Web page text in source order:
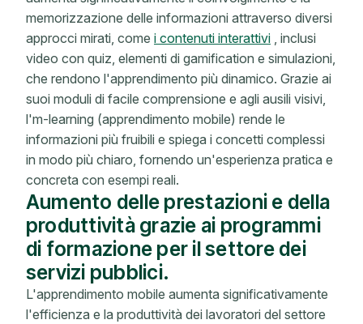
memorizzazione delle informazioni attraverso diversi
approcci mirati, come i contenuti interattivi , inclusi
video con quiz, elementi di gamification e simulazioni,
che rendono l'apprendimento più dinamico. Grazie ai
suoi moduli di facile comprensione e agli ausili visivi,
l'm-learning (apprendimento mobile) rende le
informazioni più fruibili e spiega i concetti complessi
in modo più chiaro, fornendo un'esperienza pratica e
concreta con esempi reali.
Aumento delle prestazioni e della
produttività grazie ai programmi
di formazione per il settore dei
servizi pubblici.
L'apprendimento mobile aumenta significativamente
l'efficienza e la produttività dei lavoratori del settore